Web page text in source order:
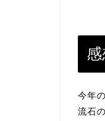
今年
流石